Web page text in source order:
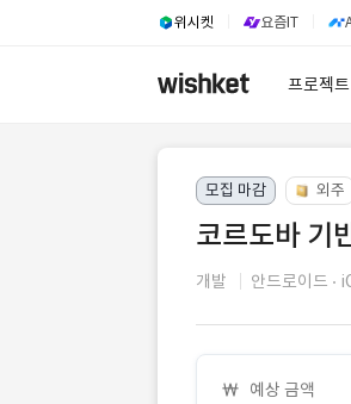
위시켓 요즘IT
프로젝
모집 마감 외주
코르도바 기
개발 안드로이드
예상 금액